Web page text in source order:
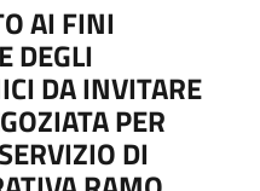
AI FINI
DEGLI
DA INVITARE
PER
DI